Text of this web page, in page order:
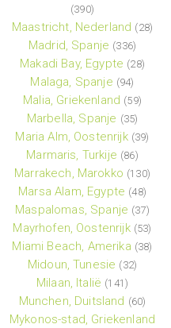
(390)
Maastricht, Nederland (28)
Madrid, Spanje (336)
Makadi Bay, Egypte (28)
Malaga, Spanje (94)
Malia, Griekenland (59)
Marbella, Spanje (35)
Maria Alm, Oostenrijk (39)
Marmaris, Turkije (86)
Marrakech, Marokko (130)
Marsa Alam, Egypte (48)
Maspalomas, Spanje (37)
Mayrhofen, Oostenrijk (53)
Miami Beach, Amerika (38)
Midoun, Tunesie (32)
Milaan, Italië (141)
Munchen, Duitsland (60)
Mykonos-stad, Griekenland